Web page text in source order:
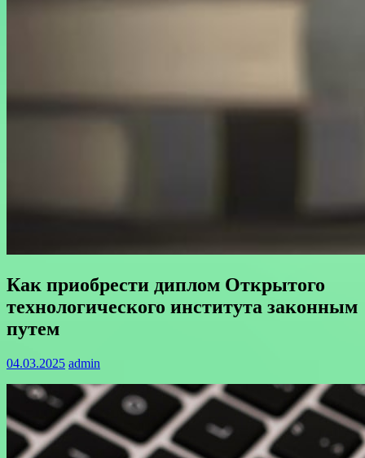
Как приобрести диплом Открытого
технологического института законным
путем
04.03.2025 admin